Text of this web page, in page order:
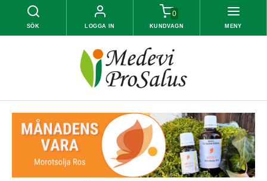
SÖK LOGGA IN
0
KUNDVAGN MENY